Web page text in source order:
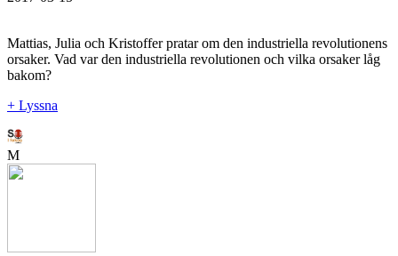
Mattias, Julia och Kristoffer pratar om den industriella revolutionens
orsaker. Vad var den industriella revolutionen och vilka orsaker låg
bakom?
+ Lyssna
M